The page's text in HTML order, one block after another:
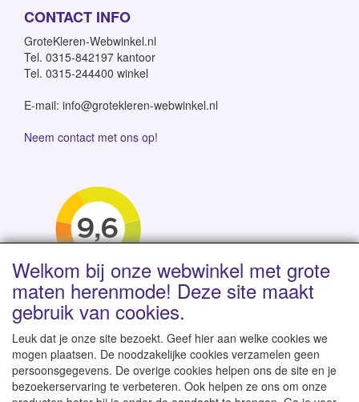
CONTACT INFO
GroteKleren-Webwinkel.nl
Tel. 0315-842197 kantoor
Tel. 0315-244400 winkel
E-mail: info@grotekleren-webwinkel.nl
Neem contact met ons op!
Levertijd 1-2 werkdagen | Vanaf € 95 gratis verzending
binnen NL | Direct leverbaar uit eigen voorraad
Welkom bij onze webwinkel met grote
maten herenmode! Deze site maakt
gebruik van cookies.
Leuk dat je onze site bezoekt. Geef hier aan welke cookies we
mogen plaatsen. De noodzakelijke cookies verzamelen geen
persoonsgegevens. De overige cookies helpen ons de site en je
bezoekerservaring te verbeteren. Ook helpen ze ons om onze